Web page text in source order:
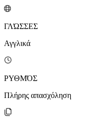
ΓΛΏΣΣΕΣ
Αγγλικά
ΡΥΘΜΌΣ
Πλήρης απασχόληση